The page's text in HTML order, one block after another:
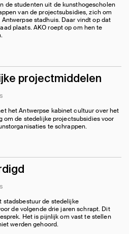
de studenten uit de kunsthogescholen
van de projectsubsidies, zich om
stadhuis. Daar vindt op dat
plaats. AKO roept op om hen te
projectmiddelen
het Antwerpse kabinet cultuur over het
om de stedelijke projectsubsidies voor
te schrappen.
stadsbestuur de stedelijke
de volgende drie jaren schrapt. Dit
Het is pijnlijk om vast te stellen
werden gehoord.